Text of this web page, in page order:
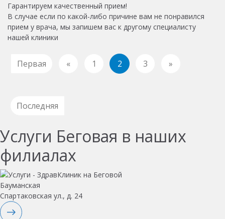
Гарантируем качественный прием!
В случае если по какой-либо причине вам не понравился
прием у врача, мы запишем вас к другому специалисту
нашей клиники
Первая « 1 2 3 »
Последняя
Услуги Беговая в наших
филиалах
Бауманская
Спартаковская ул., д. 24